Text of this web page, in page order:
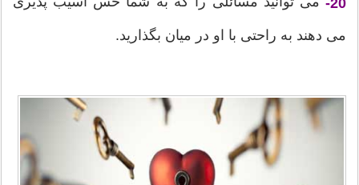
20-
می دهند به راحتی با او در میان بگذارید.